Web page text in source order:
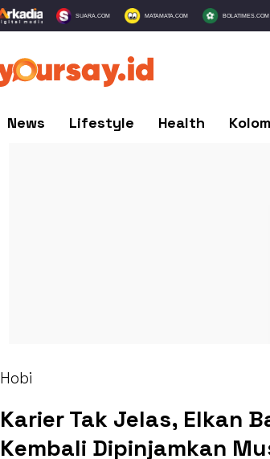
SUARA.COM MATAMATA.COM BOLATIMES.COM
News Lifestyle Health Kolom
Hobi
Karier Tak Jelas, Elkan
Kembali Dipinjamkan